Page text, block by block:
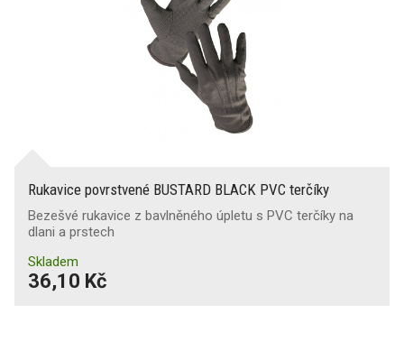
Rukavice povrstvené BUSTARD BLACK PVC terčíky
Bezešvé rukavice z bavlněného úpletu s PVC terčíky na
dlani a prstech
Skladem
36,10 Kč